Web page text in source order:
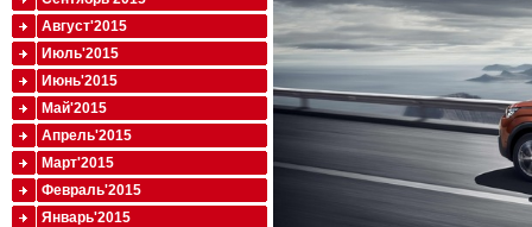
Август'2015
Июль'2015
Июнь'2015
Май'2015
Апрель'2015
Март'2015
Февраль'2015
Январь'2015